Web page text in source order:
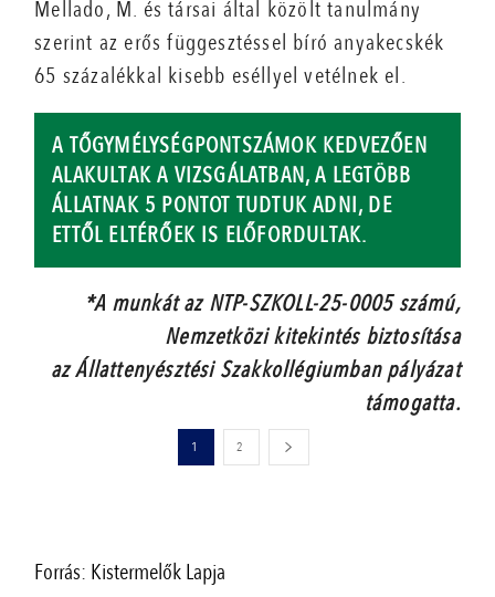
Mellado, M. és társai által közölt tanulmány
szerint az erős függesztéssel bíró anyakecskék
65 százalékkal kisebb eséllyel vetélnek el.
A TŐGYMÉLYSÉGPONTSZÁMOK KEDVEZŐEN
ALAKULTAK A VIZSGÁLATBAN, A LEGTÖBB
ÁLLATNAK 5 PONTOT TUDTUK ADNI, DE
ETTŐL ELTÉRŐEK IS ELŐFORDULTAK.
*­A munkát az NTP-SZKOLL-25-0005 számú,
Nemzetközi kitekintés biztosítása
az Állattenyésztési Szakkollégiumban pályázat
támogatta.
1 2
Forrás: Kistermelők Lapja